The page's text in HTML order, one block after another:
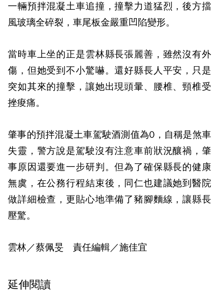
一輛預拌混凝土車追撞，撞擊力道猛烈，後方擋
風玻璃全碎裂，車尾板金嚴重凹陷變形。
當時車上坐的正是雲林縣長張麗善，雖然沒有外
傷，但她受到不小驚嚇。還好縣長人平安，只是
突如其來的撞擊，讓她出現頭暈、腰椎、頸椎受
挫痠痛。
肇事的預拌混凝土車駕駛酒測值為0，自稱是煞車
失靈，警方說是駕駛沒有注意車前狀況釀禍，肇
事原因還要進一步研判。但為了確保縣長的健康
無虞，在公務行程結束後，同仁也建議她到醫院
做詳細檢查，更貼心地準備了豬腳麵線，讓縣長
壓驚。
雲林／蔡佩旻 責任編輯／施佳宜
延伸閱讀